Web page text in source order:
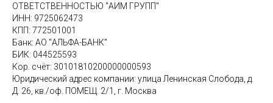
ОТВЕТСТВЕННОСТЬЮ "АИМ ГРУПП"
ИНН: 9725062473
КПП: 772501001
Банк: АО "АЛЬФА-БАНК"
БИК: 044525593
Кор. счёт: 30101810200000000593
Юридический адрес компании: улица Ленинская Слобода, д.
Д. 26, кв./оф. ПОМЕЩ. 2/1, г. Москва